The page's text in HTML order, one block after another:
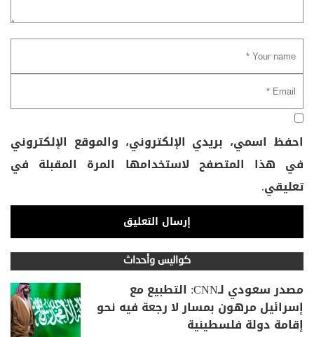
احفظ اسمي، بريدي الإلكتروني، والموقع الإلكتروني
في هذا المتصفح لاستخدامها المرة المقبلة في
تعليقي.
كواليس وأحداث
مصدر سعودي لـCNN: التطبيع مع
إسرائيل مرهون بمسار لا رجعة فيه نحو
إقامة دولة فلسطينية